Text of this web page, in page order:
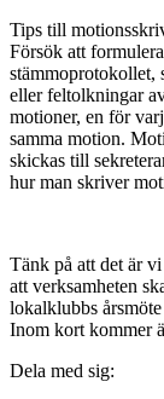
Tips till
Försök att
stämmoprotokollet,
eller feltolkningar
motioner, en för
samma motion.
skickas till
hur man skriver
Tänk på att det är
att verksamheten
lokalklubbs
Inom kort kommer
Dela med sig: